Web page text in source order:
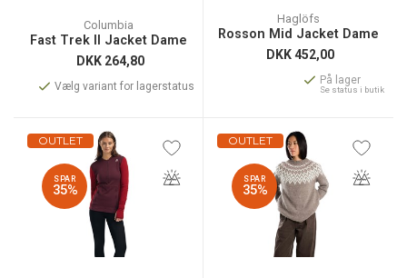
Columbia
Fast Trek II Jacket Dame
DKK 264,80
Vælg variant for lagerstatus
Haglöfs
Rosson Mid Jacket Dame
DKK452,00
På lager
Se status i butik
OUTLET
SPAR
35%
OUTLET
SPAR
35%